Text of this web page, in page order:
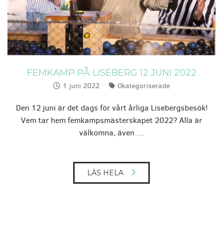
FEMKAMP PÅ LISEBERG 12 JUNI 2022
Publicerat:
1 juni 2022 Kategorier:
Okategoriserade
Den 12 juni är det dags för vårt årliga Lisebergsbesök!
Vem tar hem femkampsmästerskapet 2022? Alla är
välkomna, även …
LÄS HELA